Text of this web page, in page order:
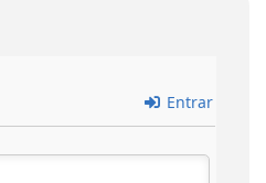
Entrar